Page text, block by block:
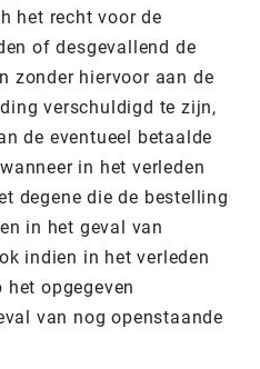
het recht voor de
of desgevallend de
zonder hiervoor aan de
verschuldigd te zijn,
de eventueel betaalde
in het verleden
degene die de bestelling
in het geval van
indien in het verleden
het opgegeven
van nog openstaande